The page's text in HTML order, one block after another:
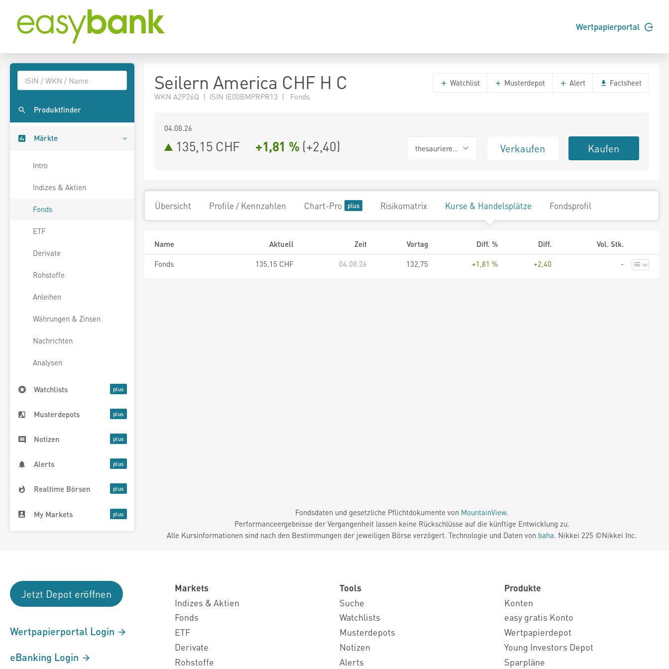
Wertpapierportal
Produktfinder
Märkte
Intro
Indizes & Aktien
Fonds
ETF
Derivate
Rohstoffe
Anleihen
Währungen & Zinsen
Nachrichten
Analysen
Watchlists
Musterdepots
Notizen
Alerts
Realtime Börsen
My Markets
Seilern America CHF H C
WKN A2P26Q | ISIN IE00BMPRPR13 | Fonds
Watchlist Musterdepot Alert Factsheet
04.08.26
135,15 CHF +1,81 % (+2,40) thesaurierend Verkaufen Kaufen
Übersicht Profile / Kennzahlen Chart-Pro Risikomatrix Kurse & Handelsplätze Fondsprofil
Name Aktuell Zeit Vortag Diff. % Diff.
Vol. Stk.
Fonds
135,15 CHF 04.08.26 132,75 +1,81 % +2,40 -
Fondsdaten und gesetzliche Pflichtdokumente von MountainView.
Performanceergebnisse der Vergangenheit lassen keine Rückschlüsse auf die künftige Entwicklung zu.
Alle Kursinformationen sind nach den Bestimmungen der jeweiligen Börse verzögert. Technologie und Daten von baha. Nikkei 225 ©Nikkei Inc.
Jetzt Depot eröffnen
Wertpapierportal Login
eBanking Login
Markets
Indizes & Aktien
Fonds
ETF
Derivate
Rohstoffe
Tools
Suche
Watchlists
Musterdepots
Notizen
Alerts
Produkte
Konten
easy gratis Konto
Wertpapierdepot
Young Investors Depot
Sparpläne